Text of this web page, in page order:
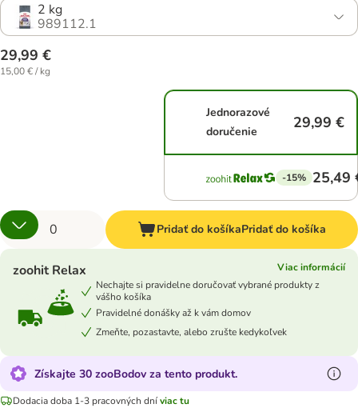
2 kg
989112.1
29,99 €
15,00 € / kg
Jednorazové
doručenie
29,99 €
-15% 25,49
Pridať do košíkaPridať do košíka
zoohit Relax
Viac informácií
Nechajte si pravidelne doručovať vybrané produkty z
vášho košíka
Pravidelné donášky až k vám domov
Zmeňte, pozastavte, alebo zrušte kedykoľvek
Získajte 30 zooBodov za tento produkt.
Dodacia doba 1-3 pracovných dníviac tu